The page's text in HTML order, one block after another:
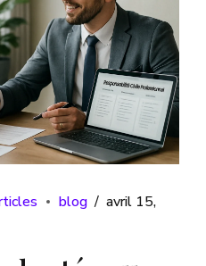
blog
avril 15,